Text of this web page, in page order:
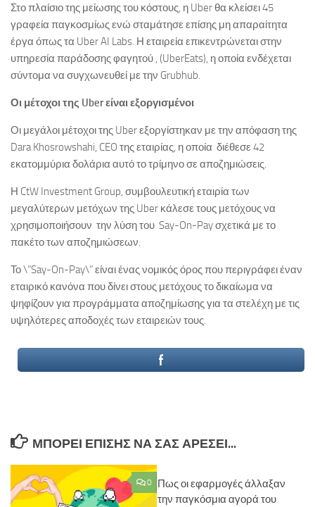
Στο πλαίσιο της μείωσης του κόστους, η Uber θα κλείσει 45
γραφεία παγκοσμίως ενώ σταμάτησε επίσης μη απαραίτητα
έργα όπως τα Uber AI Labs. Η εταιρεία επικεντρώνεται στην
υπηρεσία παράδοσης φαγητού , (UberEats), η οποία ενδέχεται
σύντομα να συγχωνευθεί με την Grubhub.
Οι μέτοχοι της Uber είναι εξοργισμένοι
Οι μεγάλοι μέτοχοι της Uber εξοργίστηκαν με την απόφαση της
Dara Khosrowshahi, CEO της εταιρίας, η οποία διέθεσε 42
εκατομμύρια δολάρια αυτό το τρίμηνο σε αποζημιώσεις.
Η CtW Investment Group, συμβουλευτική εταιρία των
μεγαλύτερων μετόχων της Uber κάλεσε τους μετόχους να
χρησιμοποιήσουν την λύση του Say-On-Pay σχετικά με το
πακέτο των αποζημιώσεων.
Το \”Say-On-Pay\” είναι ένας νομικός όρος που περιγράφει έναν
εταιρικό κανόνα που δίνει στους μετόχους το δικαίωμα να
ψηφίζουν για προγράμματα αποζημίωσης για τα στελέχη με τις
υψηλότερες αποδοχές των εταιρειών τους.
ΜΠΟΡΕΊ ΕΠΊΣΗΣ ΝΑ ΣΑΣ ΑΡΈΣΕΙ...
0
Πως οι εφαρμογές άλλαξαν
την παγκόσμια αγορά του